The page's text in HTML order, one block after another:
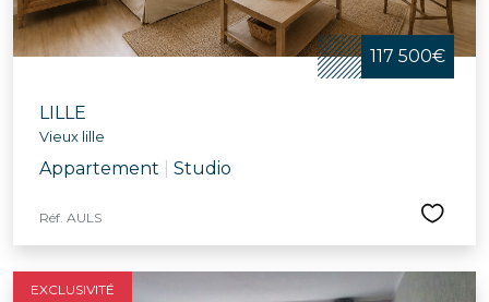
117 500€
LILLE
Vieux lille
Appartement Studio
Réf. AULS
EXCLUSIVITÉ